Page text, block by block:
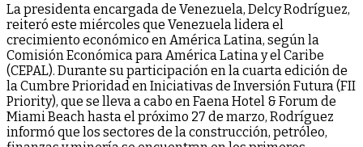
La presidenta encargada de Venezuela, Delcy Rodríguez,
reiteró este miércoles que Venezuela lidera el
crecimiento económico en América Latina, según la
Comisión Económica para América Latina y el Caribe
(CEPAL). Durante su participación en la cuarta edición de
la Cumbre Prioridad en Iniciativas de Inversión Futura (FII
Priority), que se lleva a cabo en Faena Hotel & Forum de
Miami Beach hasta el próximo 27 de marzo, Rodríguez
informó que los sectores de la construcción, petróleo,